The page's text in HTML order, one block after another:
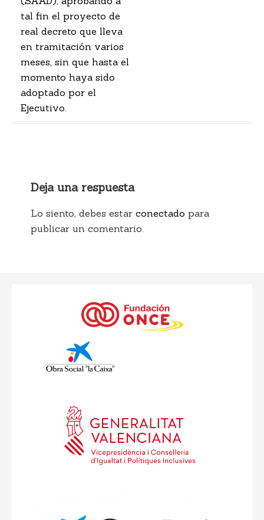
tal fin el proyecto de
real decreto que lleva
en tramitación varios
meses, sin que hasta el
momento haya sido
adoptado por el
Ejecutivo.
Deja una respuesta
Lo siento, debes estar conectado para
publicar un comentario.